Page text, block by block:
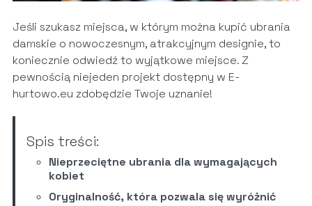
Jeśli szukasz miejsca, w którym można kupić ubrania
damskie o nowoczesnym, atrakcyjnym designie, to
koniecznie odwiedź to wyjątkowe miejsce. Z
pewnością niejeden projekt dostępny w E-
hurtowo.eu zdobędzie Twoje uznanie!
Spis treści:
Nieprzeciętne ubrania dla wymagających
kobiet
Oryginalność, która pozwala się wyróżnić